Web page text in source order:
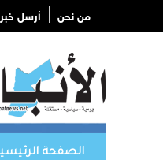
من نحن أرسل
الصفحة